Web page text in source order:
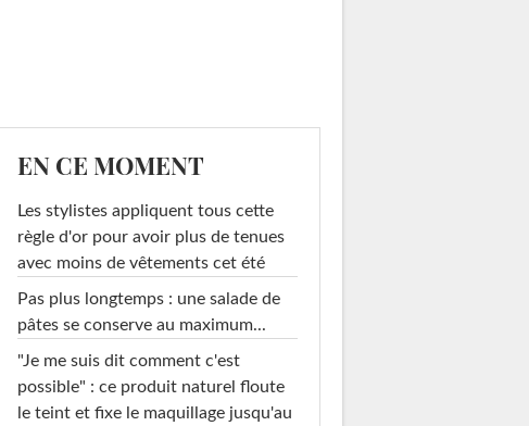
EN CE MOMENT
Les stylistes appliquent tous cette
règle d'or pour avoir plus de tenues
avec moins de vêtements cet été
Pas plus longtemps : une salade de
pâtes se conserve au maximum...
"Je me suis dit comment c'est
possible" : ce produit naturel floute
le teint et fixe le maquillage jusqu'au